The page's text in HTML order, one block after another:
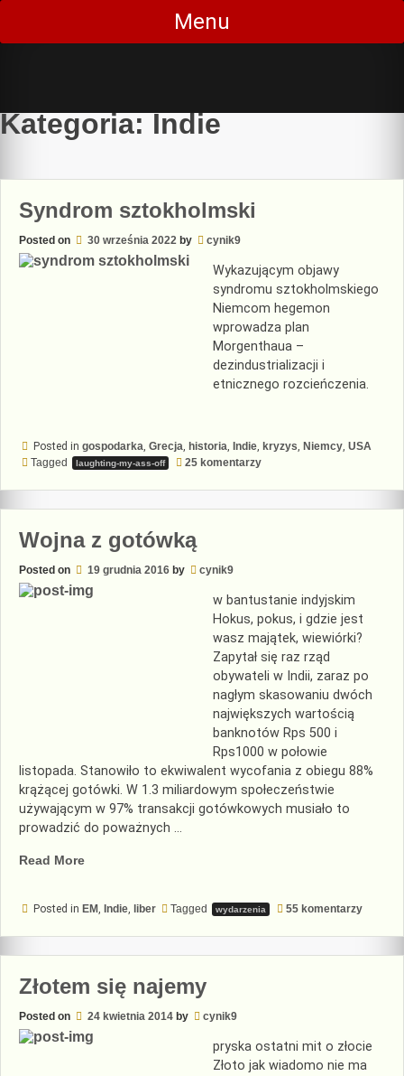
Skip
content
Menu
Kategoria:Indie
Syndrom sztokholmski
Posted on 30 września 2022 by cynik9
Wykazującym objawy
syndromu sztokholmskiego
Niemcom hegemon
wprowadza plan
Morgenthaua –
dezindustrializacji i
etnicznego rozcieńczenia.
Posted in gospodarka, Grecja, historia, Indie, kryzys, Niemcy, USA
Tagged
laughting-my-ass-off 25 komentarzydo
Wojna z gotówką
Posted on 19 grudnia 2016 by cynik9
w bantustanie indyjskim
Hokus, pokus, i gdzie jest
wasz majątek, wiewiórki?
Zapytał się raz rząd
obywateli w Indii, zaraz po
nagłym skasowaniu dwóch
największych wartością
banknotów Rps 500 i
Rps1000 w połowie
listopada. Stanowiło to ekwiwalent wycofania z obiegu 88%
krążącej gotówki. W 1.3 miliardowym społeczeństwie
używającym w 97% transakcji gotówkowych musiało to
prowadzić do poważnych …
Read More„Wojna
Posted in EM, Indie, liber Tagged wydarzenia 55 komentarzydo
Złotem się najemy
Posted on 24 kwietnia 2014 by cynik9
pryska ostatni mit o złocie
Złoto jak wiadomo nie ma